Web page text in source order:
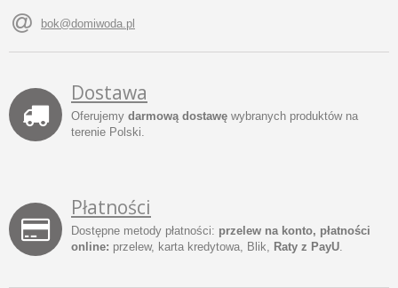
bok@domiwoda.pl
Dostawa
Oferujemy darmową dostawę wybranych produktów na
terenie Polski.
Płatności
Dostępne metody płatności: przelew na konto, płatności
online: przelew, karta kredytowa, Blik, Raty z PayU